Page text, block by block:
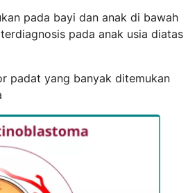
pada bayi dan anak di bawah
pada anak usia diatas
padat yang banyak ditemukan